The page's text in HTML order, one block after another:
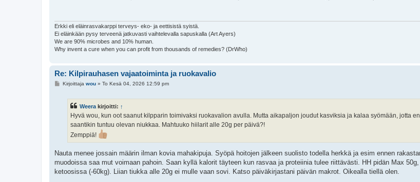
Erkki eli eläinrasvakarppi terveys- eko- ja eettisistä syistä.
Ei eläinkään pysy terveenä jatkuvasti vaihtelevalla sapuskalla (Art Ayers)
We are 90% microbes and 10% human.
Why invent a cure when you can profit from thousands of remedies? (DrWho)
Re: Kilpirauhasen vajaatoiminta ja ruokavalio
VKirjoittaja wou» To Kesä 04, 2026 12:59 pm
Weera kirjoitti: ↑
Hyvä wou, kun oot saanut kilpparin toimivaksi ruokavalion avulla. Mutta aikapaljon joudut kasviksia ja kalaa syömään, jotta
saantikin tuntuu olevan niukkaa. Mahtuuko hiilarit alle 20g per päivä?!
Zemppiä!
Nauta menee jossain määrin ilman kovia mahakipuja. Syöpä hoitojen jälkeen suolisto todella herkkä ja esim ennen
muodoissa saa mut voimaan pahoin. Saan kyllä kalorit täyteen kun rasvaa ja proteiinia tulee riittävästi. HH pidän Max
ketoosissa (-60kg). Liian tiukka alle 20g ei mulle vaan sovi. Katso päiväkirjastani päivän makrot. Oikealla tiellä olen.